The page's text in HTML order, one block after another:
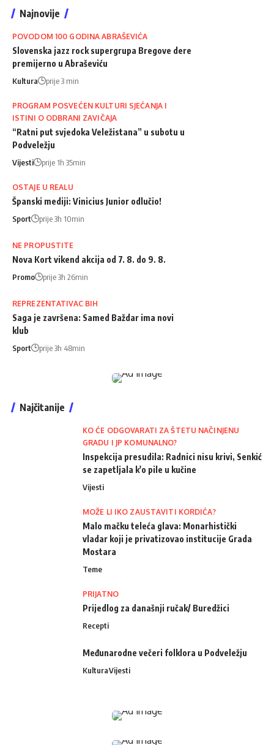
Najnovije
POVODOM 100 GODINA ABRAŠEVIĆA
Slovenska jazz rock supergrupa Bregove dere
premijerno u Abraševiću
Kultura prije 3 min
PROGRAM POSVEĆEN KULTURI SJEĆANJA I
ISTINI O ODBRANI ZAVIČAJA
“Ratni put svjedoka Veležistana” u subotu u
Podveležju
Vijesti prije 1h 35min
OSTAJE U REALU
Španski mediji: Vinicius Junior odlučio!
Sport prije 3h 10min
NE PROPUSTITE
Nova Kort vikend akcija od 7. 8. do 9. 8.
Promo prije 3h 26min
REPREZENTATIVAC BIH
Saga je završena: Samed Baždar ima novi
klub
Sport prije 3h 48min
Najčitanije
KO ĆE ODGOVARATI ZA ŠTETU NAČINJENU
GRADU I JP KOMUNALNO?
Inspekcija presudila: Radnici nisu krivi, Senkić
se zapetljala k'o pile u kučine
Vijesti
MOŽE LI IKO ZAUSTAVITI KORDIĆA?
Malo mačku teleća glava: Monarhistički
vladar koji je privatizovao institucije Grada
Mostara
Teme
PRIJATNO
Prijedlog za današnji ručak/ Buredžici
Recepti
Međunarodne večeri folklora u Podveležju
KulturaVijesti